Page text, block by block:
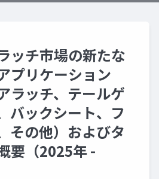
ッチ市場の新たな
プリケーション
ラッチ、テールゲ
バックシート、フ
その他）およびタ
要（2025年 -